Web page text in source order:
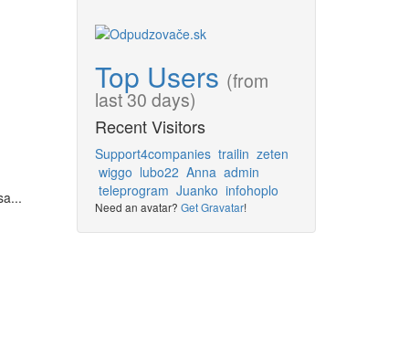
Top Users (from
last 30 days)
Recent Visitors
Support4companies trailin zeten
wiggo lubo22 Anna admin
teleprogram Juanko infohoplo
Need an avatar? Get Gravatar!